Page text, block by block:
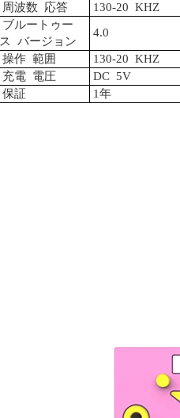
周波数
応答 130-20 KHZ
ブルートゥー
ス
バージョン
4.0
操作 範囲 130-20 KHZ
充電 電圧 DC 5V
保証
1年